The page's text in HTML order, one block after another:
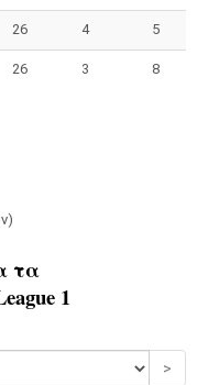
26 4 5
26 3 8
τα
1
>